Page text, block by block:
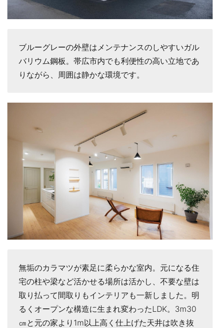
ブルーグレーの外壁はメンテナンスのしやすいガル
バリウム鋼板。帯広市内でも利便性の高い立地であ
りながら、周囲は静かな環境です。
無垢のカラマツが素足に柔らかな室内。元になる住
宅の柱や梁など活かせる場所は活かし、不要な壁は
取り払って間取りもインテリアも一新しました。明
るくオープンな構造に生まれ変わったLDK。3m30
㎝と元の家より1m以上高く仕上げた天井は吹き抜